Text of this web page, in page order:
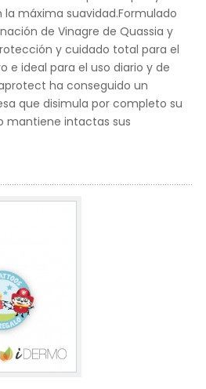
máxima suavidad.Formulado
de Vinagre de Quassia y
y cuidado total para el
e ideal para el uso diario y de
ha conseguido un
que disimula por completo su
mantiene intactas sus